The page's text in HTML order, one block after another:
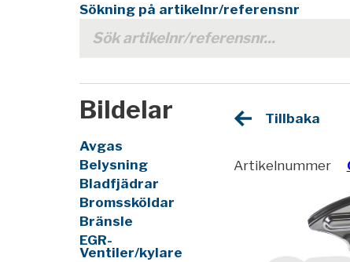
Sökning på artikelnr/referensnr
Bildelar
Avgas
Belysning
Bladfjädrar
Bromssköldar
Bränsle
EGR-
Ventiler/kylare
Tillbaka
Artikelnummer